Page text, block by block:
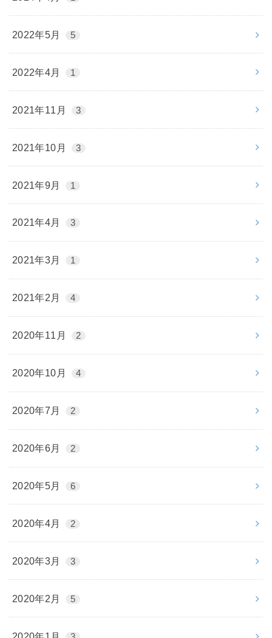
2022年5月 5
2022年4月 1
2021年11月 3
2021年10月 3
2021年9月 1
2021年4月 3
2021年3月 1
2021年2月 4
2020年11月 2
2020年10月 4
2020年7月 2
2020年6月 2
2020年5月 6
2020年4月 2
2020年3月 3
2020年2月 5